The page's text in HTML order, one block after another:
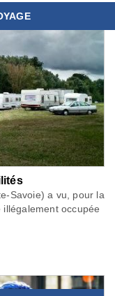
Savoie) a vu, pour la
occupée